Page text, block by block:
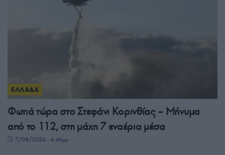
ΕΛΛΑΔΑ
Φωτιά τώρα στο Στεφάνι Κορινθίας – Μήνυμα
από το 112, στη μάχη 7 εναέρια μέσα
7/08/2026 - 4:46μμ